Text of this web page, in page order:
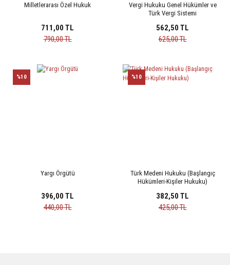
Milletlerarası Özel Hukuk
711,00 TL
790,00 TL
Vergi Hukuku Genel Hükümler ve
Türk Vergi Sistemi
562,50 TL
625,00 TL
Yargı Örgütü
%10
396,00 TL
440,00 TL
Türk Medeni Hukuku (Başlangıç
Hükümleri-Kişiler Hukuku)
%10
382,50 TL
425,00 TL